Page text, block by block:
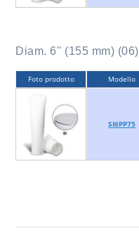
Diam. 6'' (155 mm) (06)
Foto prodotto Modello
SI6PP75